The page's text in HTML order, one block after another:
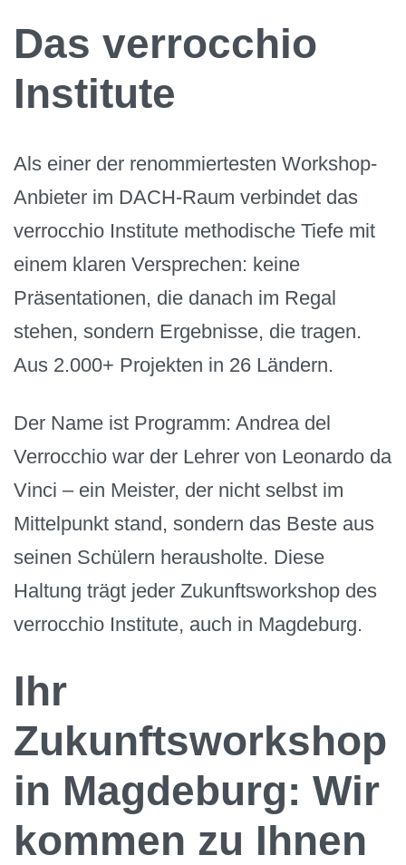
Das verrocchio
Institute
Als einer der renommiertesten Workshop-
Anbieter im DACH-Raum verbindet das
verrocchio Institute methodische Tiefe mit
einem klaren Versprechen: keine
Präsentationen, die danach im Regal
stehen, sondern Ergebnisse, die tragen.
Aus 2.000+ Projekten in 26 Ländern.
Der Name ist Programm: Andrea del
Verrocchio war der Lehrer von Leonardo da
Vinci – ein Meister, der nicht selbst im
Mittelpunkt stand, sondern das Beste aus
seinen Schülern herausholte. Diese
Haltung trägt jeder Zukunftsworkshop des
verrocchio Institute, auch in Magdeburg.
Ihr
Zukunftsworkshop
in Magdeburg: Wir
kommen zu Ihnen